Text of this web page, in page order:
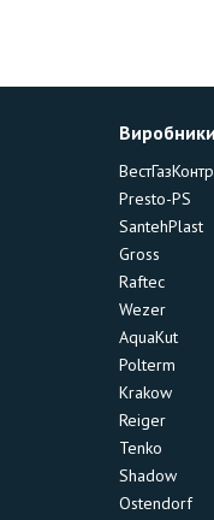
Виробники
Presto-PS
SantehPlast
Gross
Raftec
Wezer
AquaKut
Polterm
Krakow
Reiger
Tenko
Shadow
Ostendorf